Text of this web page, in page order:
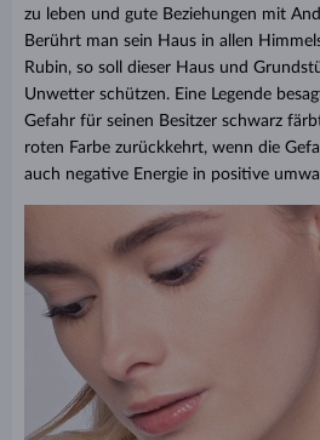
zu leben und gute Beziehungen mit
Berührt man sein Haus in allen
Rubin, so soll dieser Haus und
Unwetter schützen. Eine Legende
Gefahr für seinen Besitzer schwarz
roten Farbe zurückkehrt, wenn die
auch negative Energie in positive